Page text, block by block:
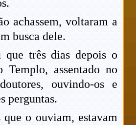
achassem, voltaram a
busca dele.
que três dias depois o
Templo, assentado no
ouvindo-os e
perguntas.
que o ouviam, estavam